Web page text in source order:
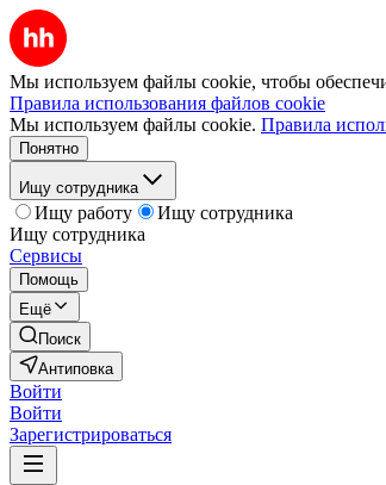
Мы используем файлы cookie, чтобы
Правила использования файлов cookie
Мы используем файлы cookie. Правила
Понятно
Ищу сотрудника
Ищу работу
Ищу сотрудника
Ищу сотрудника
Сервисы
Помощь
Ещё
Поиск
Антиповка
Войти
Войти
Зарегистрироваться